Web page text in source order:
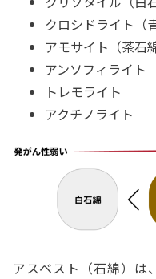
クロシドライト（
アモサイト（茶石綿
アンソフィライト
トレモライト
アクチノライト
アスベスト（石綿）は